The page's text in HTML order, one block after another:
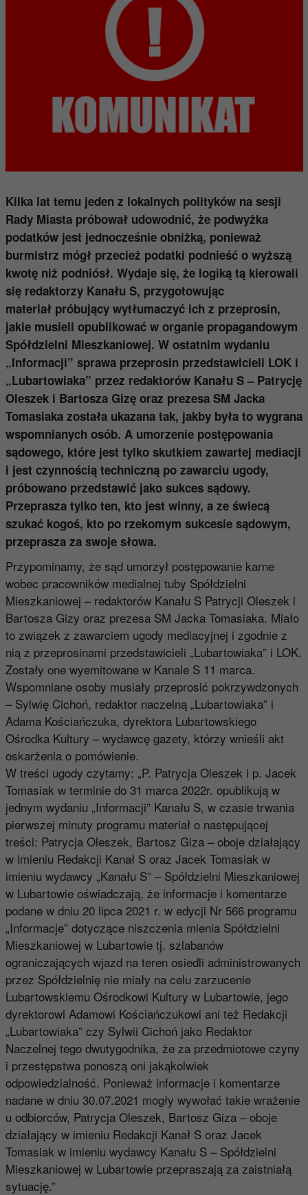
Kilka lat temu jeden z lokalnych polityków na sesji
Rady Miasta próbował udowodnić, że podwyżka
podatków jest jednocześnie obniżką, ponieważ
burmistrz mógł przecież podatki podnieść o wyższą
kwotę niż podniósł. Wydaje się, że logiką tą kierowali
się redaktorzy Kanału S, przygotowując
materiał próbujący wytłumaczyć ich z przeprosin,
jakie musieli opublikować w organie propagandowym
Spółdzielni Mieszkaniowej. W ostatnim wydaniu
„Informacji” sprawa przeprosin przedstawicieli LOK i
„Lubartowiaka” przez redaktorów Kanału S – Patrycję
Oleszek i Bartosza Gizę oraz prezesa SM Jacka
Tomasiaka została ukazana tak, jakby była to wygrana
wspomnianych osób. A umorzenie postępowania
sądowego, które jest tylko skutkiem zawartej mediacji
i jest czynnością techniczną po zawarciu ugody,
próbowano przedstawić jako sukces sądowy.
Przeprasza tylko ten, kto jest winny, a ze świecą
szukać kogoś, kto po rzekomym sukcesie sądowym,
przeprasza za swoje słowa.
Przypominamy, że sąd umorzył postępowanie karne
wobec pracowników medialnej tuby Spółdzielni
Mieszkaniowej – redaktorów Kanału S Patrycji Oleszek i
Bartosza Gizy oraz prezesa SM Jacka Tomasiaka. Miało
to związek z zawarciem ugody mediacyjnej i zgodnie z
nią z przeprosinami przedstawicieli „Lubartowiaka” i LOK.
Zostały one wyemitowane w Kanale S 11 marca.
Wspomniane osoby musiały przeprosić pokrzywdzonych
– Sylwię Cichoń, redaktor naczelną „Lubartowiaka” i
Adama Kościańczuka, dyrektora Lubartowskiego
Ośrodka Kultury – wydawcę gazety, którzy wnieśli akt
oskarżenia o pomówienie.
W treści ugody czytamy: „P. Patrycja Oleszek i p. Jacek
Tomasiak w terminie do 31 marca 2022r. opublikują w
jednym wydaniu „Informacji” Kanału S, w czasie trwania
pierwszej minuty programu materiał o następującej
treści: Patrycja Oleszek, Bartosz Giza – oboje działający
w imieniu Redakcji Kanał S oraz Jacek Tomasiak w
imieniu wydawcy „Kanału S” – Spółdzielni Mieszkaniowej
w Lubartowie oświadczają, że informacje i komentarze
podane w dniu 20 lipca 2021 r. w edycji Nr 566 programu
„Informacje” dotyczące niszczenia mienia Spółdzielni
Mieszkaniowej w Lubartowie tj. szlabanów
ograniczających wjazd na teren osiedli administrowanych
przez Spółdzielnię nie miały na celu zarzucenie
Lubartowskiemu Ośrodkowi Kultury w Lubartowie, jego
dyrektorowi Adamowi Kościańczukowi ani też Redakcji
„Lubartowiaka” czy Sylwii Cichoń jako Redaktor
Naczelnej tego dwutygodnika, że za przedmiotowe czyny
i przestępstwa ponoszą oni jakąkolwiek
odpowiedzialność. Ponieważ informacje i komentarze
nadane w dniu 30.07.2021 mogły wywołać takie wrażenie
u odbiorców, Patrycja Oleszek, Bartosz Giza – oboje
działający w imieniu Redakcji Kanał S oraz Jacek
Tomasiak w imieniu wydawcy Kanału S – Spółdzielni
Mieszkaniowej w Lubartowie przepraszają za zaistniałą
sytuację.”